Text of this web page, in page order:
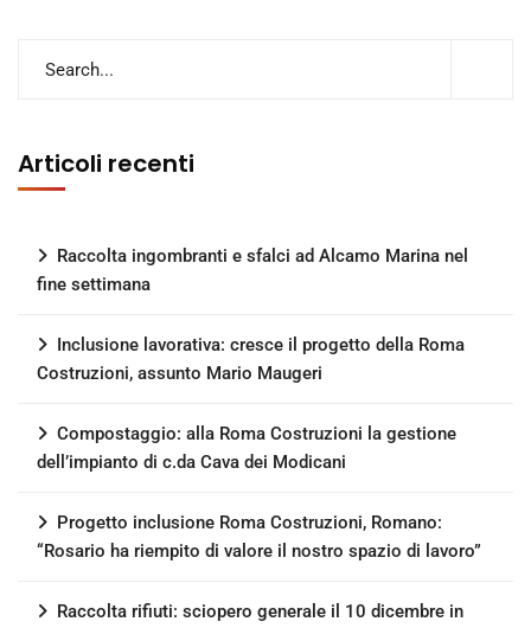
Articoli recenti
Raccolta ingombranti e sfalci ad Alcamo Marina nel
fine settimana
Inclusione lavorativa: cresce il progetto della Roma
Costruzioni, assunto Mario Maugeri
Compostaggio: alla Roma Costruzioni la gestione
dell’impianto di c.da Cava dei Modicani
Progetto inclusione Roma Costruzioni, Romano:
“Rosario ha riempito di valore il nostro spazio di lavoro”
Raccolta rifiuti: sciopero generale il 10 dicembre in